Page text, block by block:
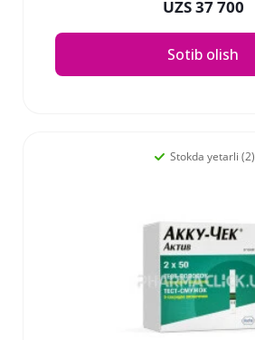
UZS 37 700
Sotib olish
Stokda yetarli (2)